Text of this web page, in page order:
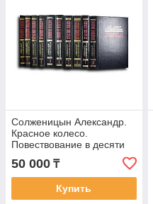
Солженицын Александр.
Красное колесо.
Повествование в десяти
50 000 ₸
Купить